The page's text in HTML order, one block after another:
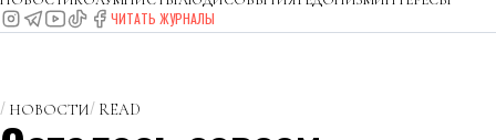
ЧИТАТЬ ЖУРНАЛЫ
НОВОСТИ READ